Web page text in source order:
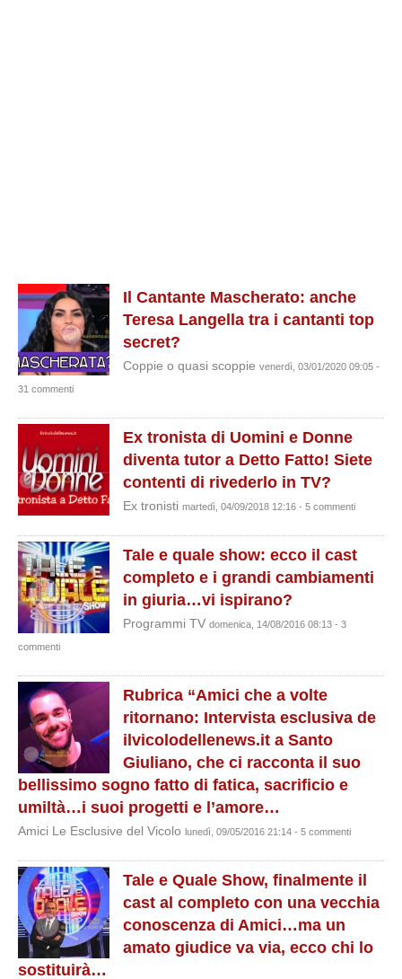
Il Cantante Mascherato: anche
Teresa Langella tra i cantanti top
secret?
Coppie o quasi scoppie venerdì, 03/01/2020 09:05 -
31 commenti
Ex tronista di Uomini e Donne
diventa tutor a Detto Fatto! Siete
contenti di rivederlo in TV?
Ex tronisti martedì, 04/09/2018 12:16 - 5 commenti
Tale e quale show: ecco il cast
completo e i grandi cambiamenti
in giuria…vi ispirano?
Programmi TV domenica, 14/08/2016 08:13 - 3
commenti
Rubrica “Amici che a volte
ritornano: Intervista esclusiva de
ilvicolodellenews.it a Santo
Giuliano, che ci racconta il suo
bellissimo sogno fatto di fatica, sacrificio e
umiltà…i suoi progetti e l’amore…
Amici Le Esclusive del Vicolo lunedì, 09/05/2016 21:14 - 5 commenti
Tale e Quale Show, finalmente il
cast al completo con una vecchia
conoscenza di Amici…ma un
amato giudice va via, ecco chi lo
sostituirà…